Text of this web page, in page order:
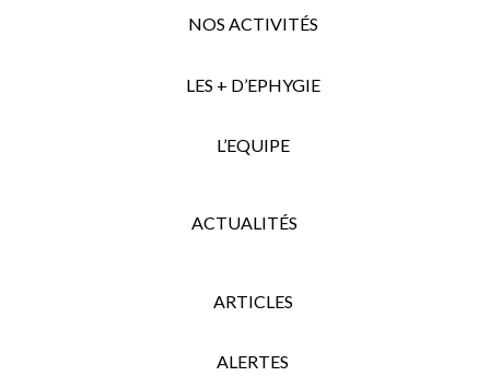
NOS ACTIVITÉS
LES + D’EPHYGIE
L’EQUIPE
ACTUALITÉS
ARTICLES
ALERTES